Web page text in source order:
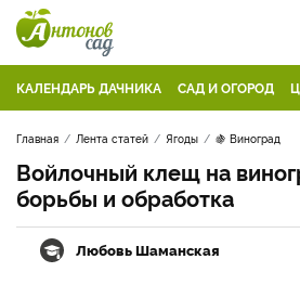
КАЛЕНДАРЬ ДАЧНИКА САД И ОГОРОД
Главная Лента статей Ягоды 🍇 Виноград
Войлочный клещ на
борьбы и обработка
Любовь Шаманская